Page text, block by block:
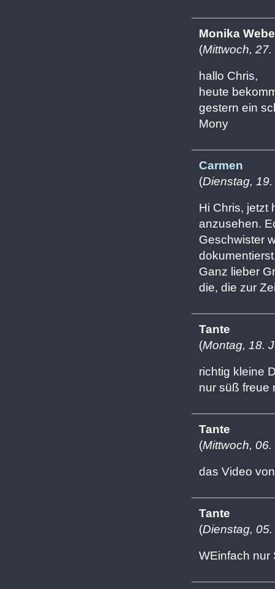
Monika
(Mittwoch,
hallo Chris,
heute
gestern ein
Mony
Carmen
(Dienstag,
Hi Chris, jetzt
anzusehen.
Geschwister
Ganz lieber
die, die zur
Tante
(Montag, 18.
richtig kleine
nur süß freue
Tante
(Mittwoch,
das Video
Tante
(Dienstag,
WEinfach nur